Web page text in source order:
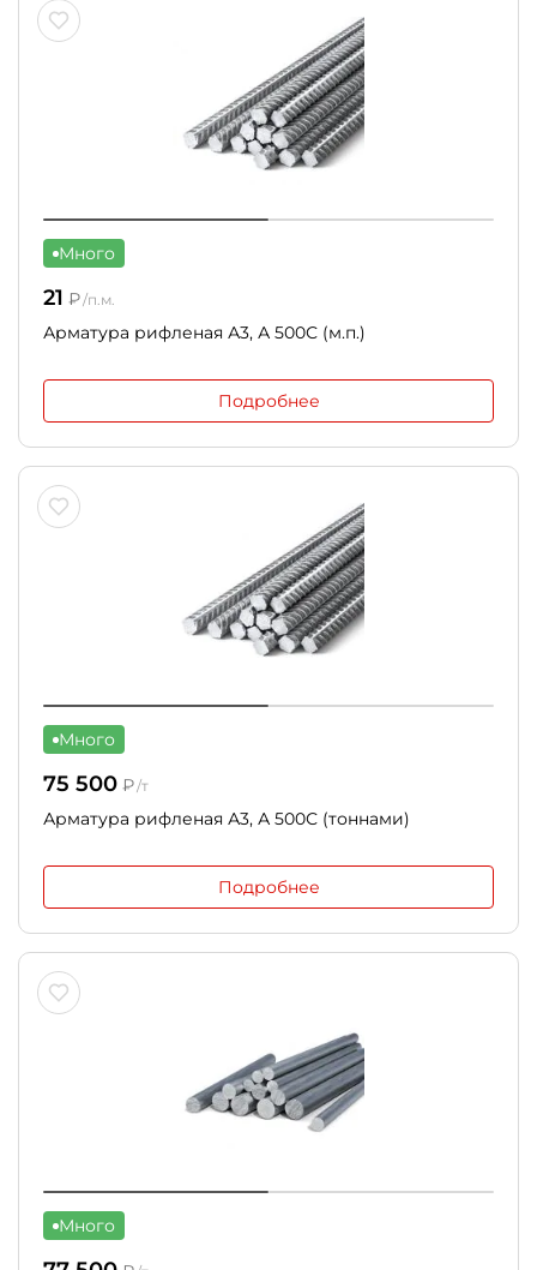
Много
21 ₽/п.м.
Арматура рифленая А3, А 500С (м.п.)
Подробнее
Много
75 500 ₽/т
Арматура рифленая А3, А 500С (тоннами)
Подробнее
Много